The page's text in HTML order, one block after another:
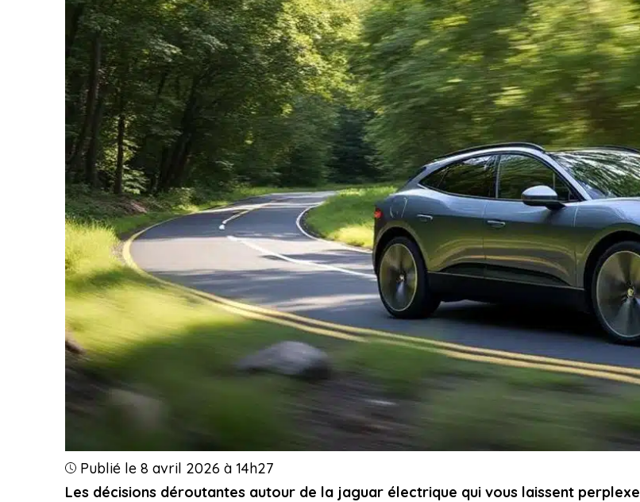
Les décisions déroutantes autour de la jaguar électrique qui vous laissent perplexe
Publié le 8 avril 2026 à 14h27